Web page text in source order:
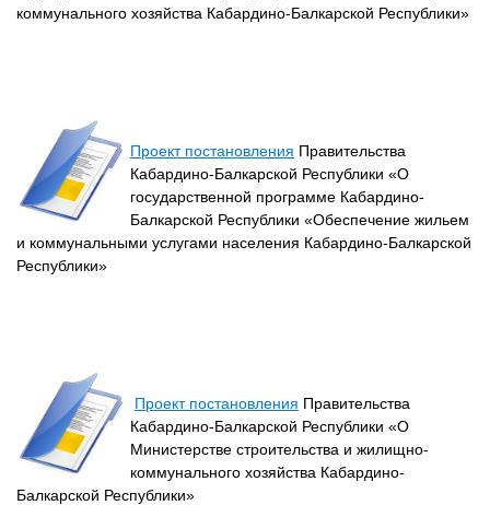
коммунального хозяйства Кабардино-Балкарской Республики»
Проект постановления Правительства
Кабардино-Балкарской Республики «О
государственной программе Кабардино-
Балкарской Республики «Обеспечение жильем
и коммунальными услугами населения Кабардино-Балкарской
Республики»
Проект постановления Правительства
Кабардино-Балкарской Республики «О
Министерстве строительства и жилищно-
коммунального хозяйства Кабардино-
Балкарской Республики»